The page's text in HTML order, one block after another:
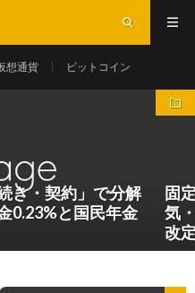
想通貨 ビットコイン
き・契約」で分解
0.23%と国民年金
固
気
改